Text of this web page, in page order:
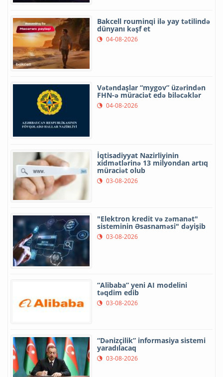
Bakcell rouminqi ilə yay tətilində
dünyanı kəşf et
04-08-2026
Vətəndaşlar “mygov” üzərindən
FHN-ə müraciət edə biləcəklər
04-08-2026
İqtisadiyyat Nazirliyinin
xidmətlərinə 13 milyondan artıq
müraciət olub
03-08-2026
"Elektron kredit və zəmanət"
sisteminin Əsasnaməsi" dəyişib
03-08-2026
“Alibaba” yeni AI modelini
təqdim edib
03-08-2026
“Dənizçilik” informasiya sistemi
yaradılacaq
03-08-2026